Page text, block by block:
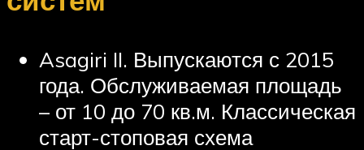
Asagiri II. Выпускаются с 2015
года. Обслуживаемая площадь
– от 10 до 70 кв.м. Классическая
старт-стоповая схема